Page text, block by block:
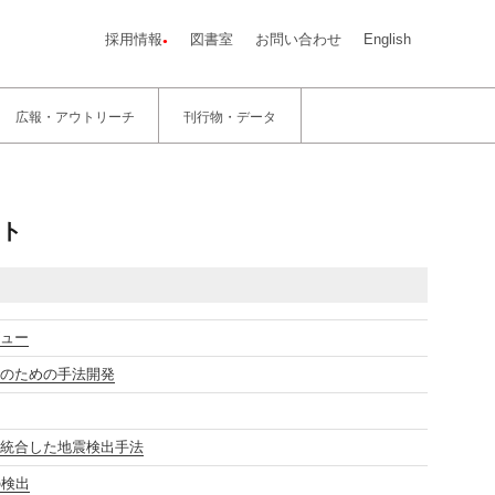
採用情報 図書室 お問い合わせ English
広報・アウトリーチ 刊行物・データ
ー
ための手法開発
合した地震検出手法
出